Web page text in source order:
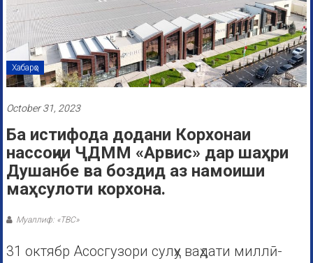
Хабарҳо
October 31, 2023
Ба истифода додани Корхонаи
нассоҷии ҶДММ «Арвис» дар шаҳри
Душанбе ва боздид аз намоиши
маҳсулоти корхона.
Муаллиф: «ТВС»
31 октябр Асосгузори сулҳу ваҳдати миллӣ-